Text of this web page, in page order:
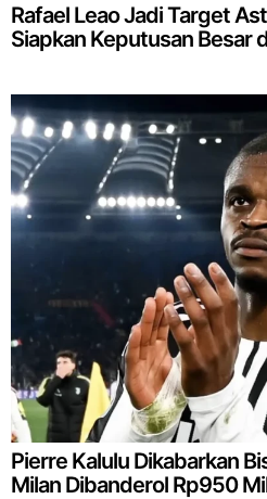
Rafael Leao Jadi Target
Siapkan Keputusan Besar
Pierre Kalulu Dikabarkan
Milan Dibanderol Rp950